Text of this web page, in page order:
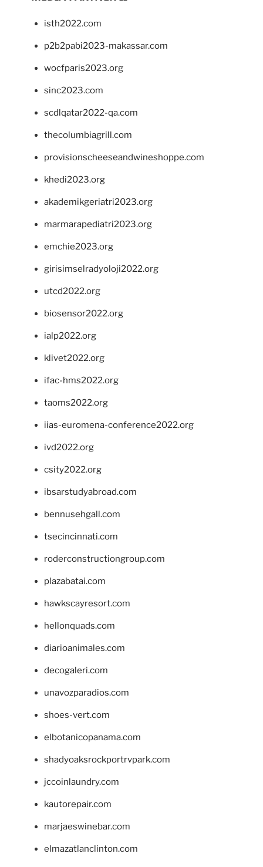
isth2022.com
p2b2pabi2023-makassar.com
wocfparis2023.org
sinc2023.com
scdlqatar2022-qa.com
thecolumbiagrill.com
provisionscheeseandwineshoppe.com
khedi2023.org
akademikgeriatri2023.org
marmarapediatri2023.org
emchie2023.org
girisimselradyoloji2022.org
utcd2022.org
biosensor2022.org
ialp2022.org
klivet2022.org
ifac-hms2022.org
taoms2022.org
iias-euromena-conference2022.org
ivd2022.org
csity2022.org
ibsarstudyabroad.com
bennusehgall.com
tsecincinnati.com
roderconstructiongroup.com
plazabatai.com
hawkscayresort.com
hellonquads.com
diarioanimales.com
decogaleri.com
unavozparadios.com
shoes-vert.com
elbotanicopanama.com
shadyoaksrockportrvpark.com
jccoinlaundry.com
kautorepair.com
marjaeswinebar.com
elmazatlanclinton.com